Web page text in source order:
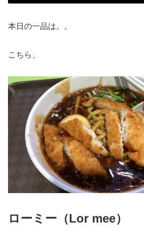
本日の一品は。。
こちら、
ローミー（Lor mee）